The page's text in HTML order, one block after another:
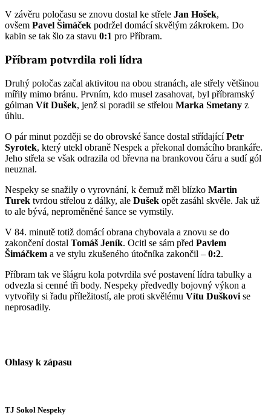
V závěru poločasu se znovu dostal ke střele Jan Hošek,
ovšem Pavel Šimáček podržel domácí skvělým zákrokem. Do
kabin se tak šlo za stavu 0:1 pro Příbram.
Příbram potvrdila roli lídra
Druhý poločas začal aktivitou na obou stranách, ale střely většinou
mířily mimo bránu. Prvním, kdo musel zasahovat, byl příbramský
gólman Vít Dušek, jenž si poradil se střelou Marka Smetany z
úhlu.
O pár minut později se do obrovské šance dostal střídajícíPetr
Syrotek, který utekl obraně Nespek a překonal domácího brankáře.
Jeho střela se však odrazila od břevna na brankovou čáru a sudí gól
neuznal.
Nespeky se snažily o vyrovnání, k čemuž měl blízko Martin
Turek tvrdou střelou z dálky, ale Dušek opět zasáhl skvěle. Jak už
to ale bývá, neproměněné šance se vymstily.
V 84. minutě totiž domácí obrana chybovala a znovu se do
zakončení dostal Tomáš Jeník. Ocitl se sám před Pavlem
Šimáčkem a ve stylu zkušeného útočníka zakončil – 0:2.
Příbram tak ve šlágru kola potvrdila své postavení lídra tabulky a
odvezla si cenné tři body. Nespeky předvedly bojovný výkon a
vytvořily si řadu příležitostí, ale proti skvělému Vítu Duškovi se
neprosadily.
Ohlasy k zápasu
TJ Sokol Nespeky